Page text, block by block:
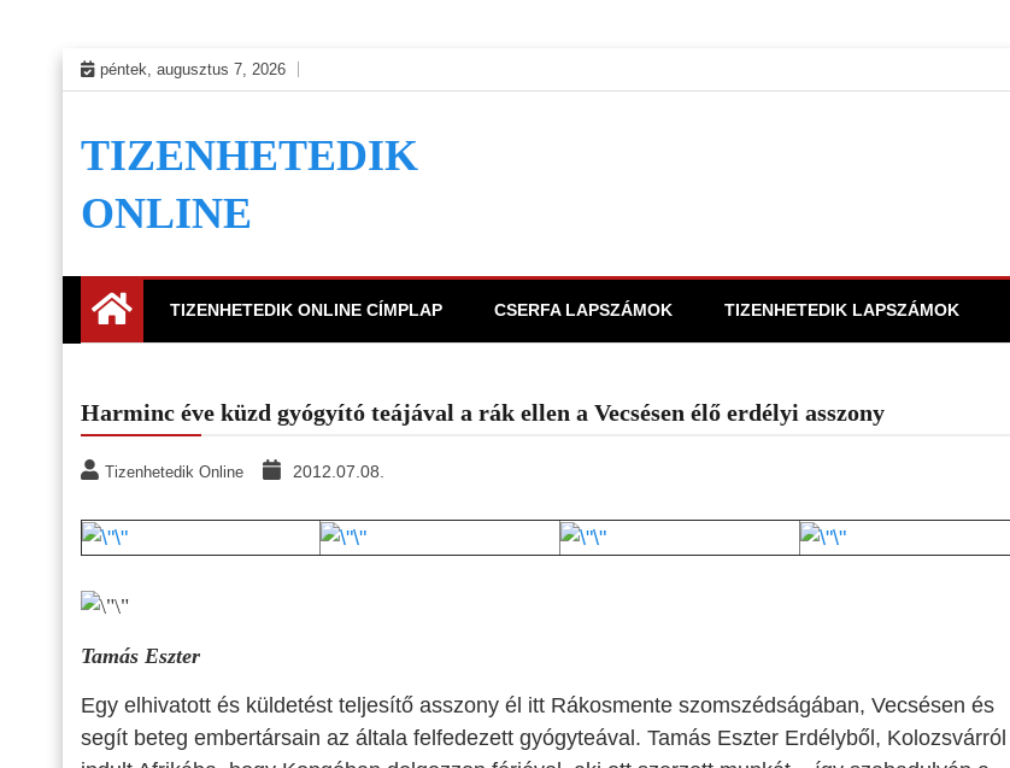
Skip
to
péntek, augusztus 7, 2026
TIZENHETEDIK
ONLINE
TIZENHETEDIK ONLINE CÍMPLAP CSERFA LAPSZÁMOK TIZENHETEDIK LAPSZÁMOK
Harminc éve küzd gyógyító teájával a rák ellen a Vecsésen élő erdélyi asszony
Tizenhetedik Online 2012.07.08.
Tamás Eszter
Egy elhivatott és küldetést teljesítő asszony él itt Rákosmente szomszédságában, Vecsésen és
segít beteg embertársain az általa felfedezett gyógyteával. Tamás Eszter Erdélyből, Kolozsvárról